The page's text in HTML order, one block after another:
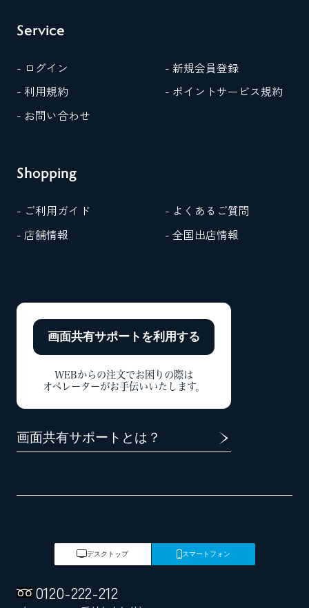
Service
- ログイン
- 新規会員登録
- 利用規約
- ポイントサービス規約
- お問い合わせ
Shopping
- ご利用ガイド
- よくあるご質問
- 店舗情報
- 全国出店情報
画面共有サポートを利用する
WEBからの注文でお困りの際は
オペレーターがお手伝いいたします。
画面共有サポートとは？
デスクトップ スマートフォン
0120-222-212